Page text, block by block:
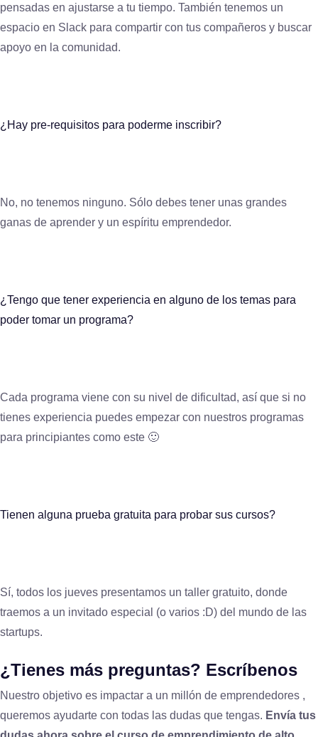
pensadas en ajustarse a tu tiempo. También tenemos un
espacio en Slack para compartir con tus compañeros y buscar
apoyo en la comunidad.
¿Hay pre-requisitos para poderme inscribir?
No, no tenemos ninguno. Sólo debes tener unas grandes
ganas de aprender y un espíritu emprendedor.
¿Tengo que tener experiencia en alguno de los temas para
poder tomar un programa?
Cada programa viene con su nivel de dificultad, así que si no
tienes experiencia puedes empezar con nuestros programas
para principiantes como este 🙂
Tienen alguna prueba gratuita para probar sus cursos?
Sí, todos los jueves presentamos un taller gratuito, donde
traemos a un invitado especial (o varios :D) del mundo de las
startups.
¿Tienes más preguntas? Escríbenos
Nuestro objetivo es impactar a un millón de emprendedores ,
queremos ayudarte con todas las dudas que tengas. Envía tus